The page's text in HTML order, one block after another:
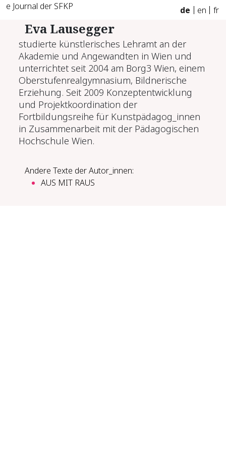
e Journal der SFKP de en fr
Eva Lausegger
studierte künstlerisches Lehramt an der
Akademie und Angewandten in Wien und
unterrichtet seit 2004 am Borg3 Wien, einem
Oberstufenrealgymnasium, Bildnerische
Erziehung. Seit 2009 Konzeptentwicklung
und Projektkoordination der
Fortbildungsreihe für Kunstpädagog_innen
in Zusammenarbeit mit der Pädagogischen
Hochschule Wien.
Andere Texte der Autor_innen:
AUS MIT RAUS